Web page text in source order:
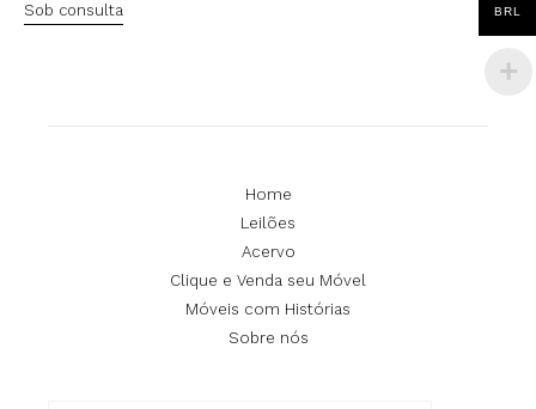
Sob consulta
Home
Leilões
Acervo
Clique e Venda seu Móvel
Móveis com Histórias
Sobre nós
BRL